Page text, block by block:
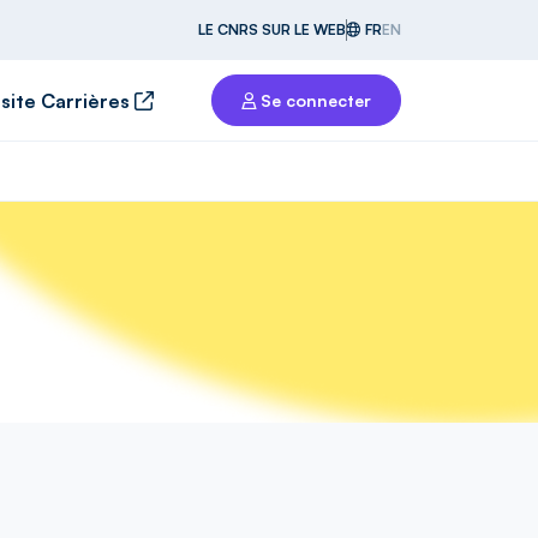
LE CNRS SUR LE WEB FREN
Carrières Se connecter